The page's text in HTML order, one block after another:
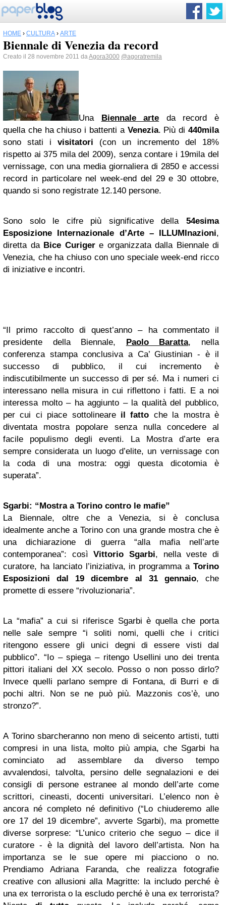
HOME › CULTURA › ARTE
Biennale di Venezia da record
Creato il 28 novembre 2011 daAgora3000 @agoratremila
Una Biennale arte da record è
quella che ha chiuso i battenti a Venezia. Più di440mila
sono stati i visitatori (con un incremento del 18%
rispetto ai 375 mila del 2009), senza contare i 19mila del
vernissage, con una media giornaliera di 2850 e accessi
record in particolare nel week-end del 29 e 30 ottobre,
quando si sono registrate 12.140 persone.
Sono solo le cifre più significative della 54esima
Esposizione Internazionale d’Arte – ILLUMInazioni,
diretta da Bice Curigere organizzata dalla Biennale di
Venezia, che ha chiuso con uno speciale week-end ricco
di iniziative e incontri.
“Il primo raccolto di quest’anno – ha commentato il
presidente della Biennale, Paolo Baratta, nella
conferenza stampa conclusiva a Ca’ Giustinian - è il
successo di pubblico, il cui incremento è
indiscutibilmente un successo di per sé. Ma i numeri ci
interessano nella misura in cui riflettono i fatti. E a noi
interessa molto – ha aggiunto – la qualità del pubblico,
per cui ci piace sottolineare il fatto che la mostra è
diventata mostra popolare senza nulla concedere al
facile populismo degli eventi. La Mostra d’arte era
sempre considerata un luogo d’elite, un vernissage con
la coda di una mostra: oggi questa dicotomia è
superata”.
Sgarbi: “Mostra a Torino contro le mafie”
La Biennale, oltre che a Venezia, si è conclusa
idealmente anche a Torino con una grande mostra che è
unadichiarazione di guerra “alla mafia nell’arte
contemporanea”: cosìVittorio Sgarbi, nella veste di
curatore, ha lanciato l’iniziativa, in programma a Torino
Esposizioni dal 19 dicembre al 31 gennaio, che
promette di essere “rivoluzionaria”.
La “mafia” a cui si riferisce Sgarbi è quella che porta
nelle sale sempre “i soliti nomi, quelli che i critici
ritengono essere gli unici degni di essere visti dal
pubblico”. “Io – spiega – ritengo Usellini uno dei trenta
pittori italiani del XX secolo. Posso o non posso dirlo?
Invece quelli parlano sempre di Fontana, di Burri e di
pochi altri. Non se ne può più. Mazzonis cos’è, uno
stronzo?”.
A Torino sbarcheranno non meno di seicento artisti, tutti
compresi in una lista, molto più ampia, che Sgarbi ha
cominciato ad assemblare da diverso tempo
avvalendosi, talvolta, persino delle segnalazioni e dei
consigli di persone estranee al mondo dell’arte come
scrittori, cineasti, docenti universitari. L’elenco non è
ancora né completo né definitivo (“Lo chiuderemo alle
ore 17 del 19 dicembre”, avverte Sgarbi), ma promette
diverse sorprese: “L’unico criterio che seguo – dice il
curatore - è la dignità del lavoro dell’artista. Non ha
importanza se le sue opere mi piacciono o no.
Prendiamo Adriana Faranda, che realizza fotografie
creative con allusioni alla Magritte: la includo perché è
una ex terrorista o la escludo perché è una ex terrorista?